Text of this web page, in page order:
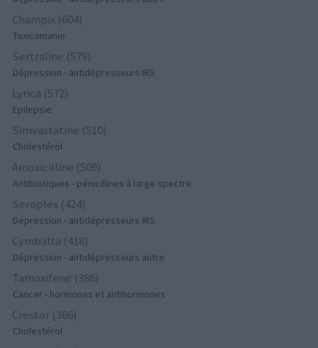
Champix (604)
Toxicomanie
Sertraline (579)
Dépression - antidépresseurs IRS
Lyrica (572)
Epilepsie
Simvastatine (510)
Cholestérol
Amoxicilline (509)
Antibiotiques - pénicillines à large spectre
Seroplex (424)
Dépression - antidépresseurs IRS
Cymbalta (418)
Dépression - antidépresseurs autre
Tamoxifene (386)
Cancer - hormones et antihormones
Crestor (366)
Cholestérol